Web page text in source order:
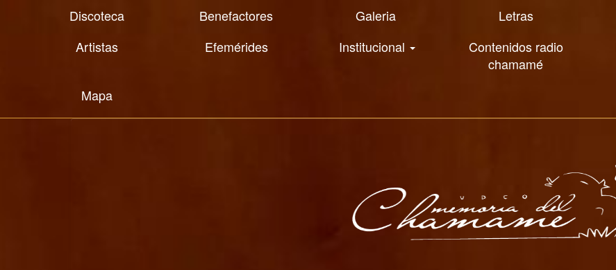
Discoteca Benefactores Galeria Letras
Artistas
Efemérides Institucional
Contenidos radio
chamamé
Mapa